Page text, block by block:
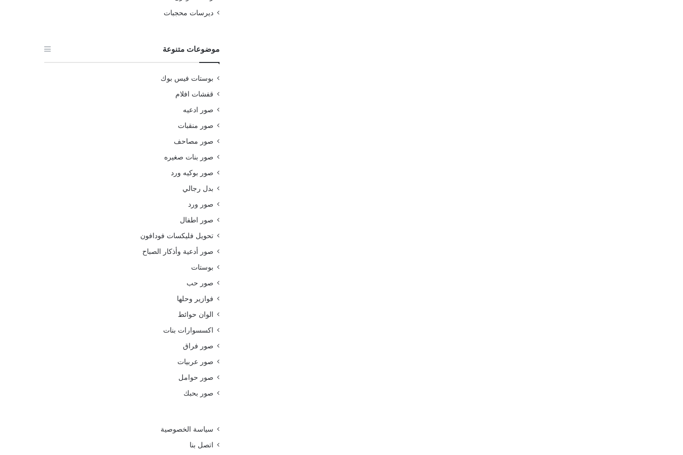
ديرسات محجبات
موضوعات متنوعة
بوستات فيس بوك
قفشات افلام
صور ادعيه
صور منقبات
صور مصاحف
صور بنات صغيره
صور بوكيه ورد
بدل رجالي
صور ورد
صور اطفال
تحويل فليكسات فودافون
صور أدعية وأذكار الصباح
بوستات
صور حب
فوازير وحلها
الوان حوائط
اكسسوارات بنات
صور فراق
صور عربيات
صور حوامل
صور بحبك
سياسة الخصوصية
اتصل بنا